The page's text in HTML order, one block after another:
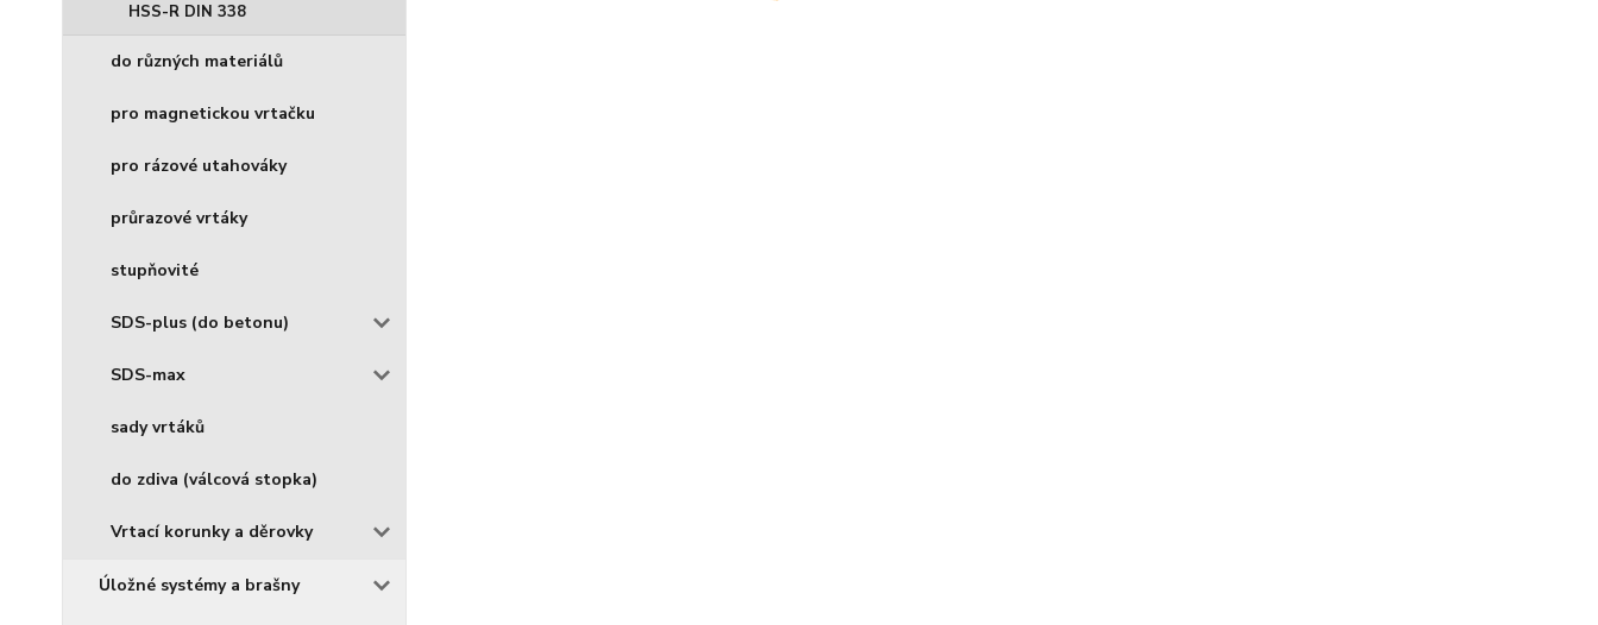
HSS-R DIN 338
do různých materiálů
pro magnetickou vrtačku
pro rázové utahováky
průrazové vrtáky
stupňovité
SDS-plus (do betonu)
SDS-max
sady vrtáků
do zdiva (válcová stopka)
Vrtací korunky a děrovky
Úložné systémy a brašny